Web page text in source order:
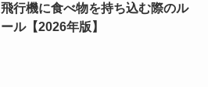
飛行機に食べ物を持ち込む際のル
ール【2026年版】